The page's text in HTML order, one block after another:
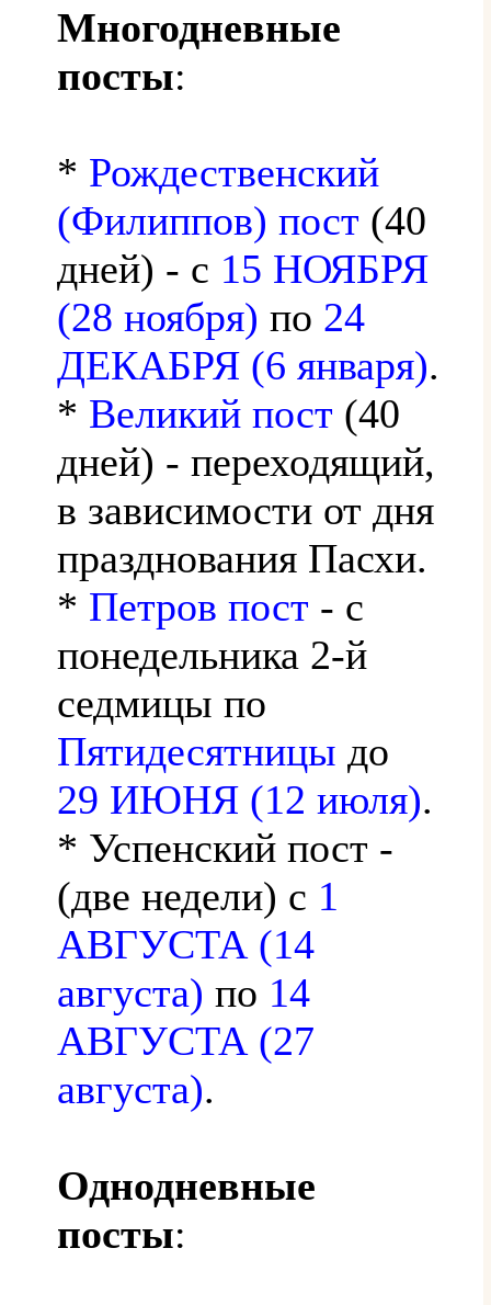
Многодневные
посты:
* Рождественский
(Филиппов) пост (40
дней) - с 15 НОЯБРЯ
(28 ноября) по 24
ДЕКАБРЯ (6 января).
* Великий пост (40
дней) - переходящий,
в зависимости от дня
празднования Пасхи.
* Петров пост - с
понедельника 2-й
седмицы по
Пятидесятницы до
29 ИЮНЯ (12 июля).
* Успенский пост -
(две недели) с 1
АВГУСТА (14
августа) по 14
АВГУСТА (27
августа).
Однодневные
посты: